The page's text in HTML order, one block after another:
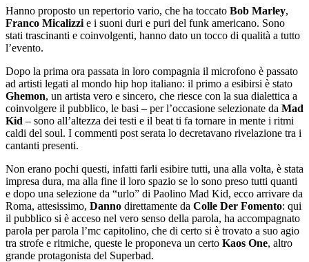
Hanno proposto un repertorio vario, che ha toccato Bob Marley,
Franco Micalizzi e i suoni duri e puri del funk americano. Sono
stati trascinanti e coinvolgenti, hanno dato un tocco di qualità a tutto
l’evento.
Dopo la prima ora passata in loro compagnia il microfono è passato
ad artisti legati al mondo hip hop italiano: il primo a esibirsi è stato
Ghemon, un artista vero e sincero, che riesce con la sua dialettica a
coinvolgere il pubblico, le basi – per l’occasione selezionate da Mad
Kid – sono all’altezza dei testi e il beat ti fa tornare in mente i ritmi
caldi del soul. I commenti post serata lo decretavano rivelazione tra i
cantanti presenti.
Non erano pochi questi, infatti farli esibire tutti, una alla volta, è stata
impresa dura, ma alla fine il loro spazio se lo sono preso tutti quanti
e dopo una selezione da “urlo” di Paolino Mad Kid, ecco arrivare da
Roma, attesissimo, Danno direttamente da Colle Der Fomento: qui
il pubblico si è acceso nel vero senso della parola, ha accompagnato
parola per parola l’mc capitolino, che di certo si è trovato a suo agio
tra strofe e ritmiche, queste le proponeva un certo Kaos One, altro
grande protagonista del Superbad.